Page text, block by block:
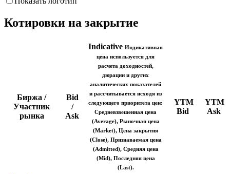
Котировки на закрытие
Биржа /
Участник
рынка
Bid
/
Ask
Indicative Индикативная
цена используется для
расчета доходностей,
дюрации и других
аналитических показателей
и рассчитывается исходя из
следующего приоритета цен:
Средневзвешенная цена
(Average), Рыночная цена
(Market), Цена закрытия
(Close), Признаваемая цена
(Admitted), Средняя цена
(Mid), Последняя цена
(Last).
YTM
Bid
YTM
Ask